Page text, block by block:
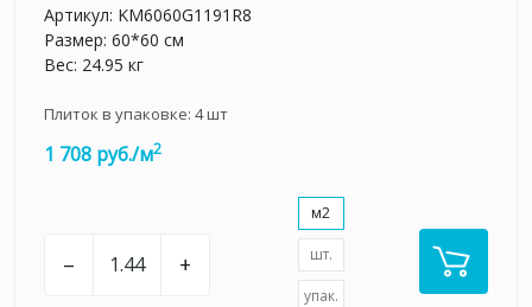
Артикул: KM6060G1191R8
Размер: 60*60 см
Вес: 24.95 кг
Плиток в упаковке: 4шт
1 708 руб./м2
– +
м2
шт.
упак.